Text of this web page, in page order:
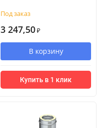
Под заказ
3 247,50 ₽
В корзину
Купить в 1 клик